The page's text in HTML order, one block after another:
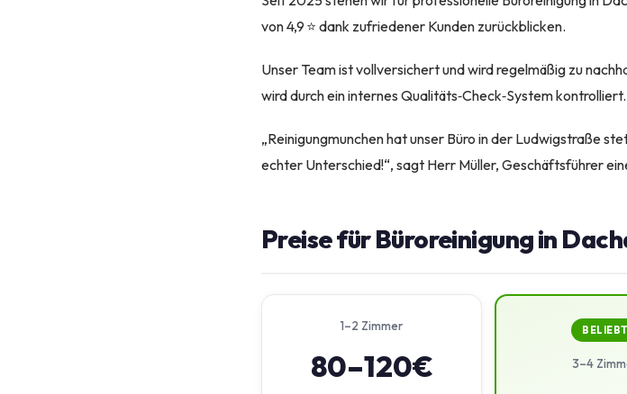
von 4,9 ⭐ dank zufriedener Kunden zurückblicken.
Unser Team ist vollversichert und wird regelmäßig zu
wird durch ein internes Qualitäts‑Check‑System kontrolliert.
„Reinigungmunchen hat unser Büro in der Ludwigstraße
echter Unterschied!“, sagt Herr Müller, Geschäftsführer
Preise für Büroreinigung in
1–2 Zimmer
80–120€
BELIEBT
3–4